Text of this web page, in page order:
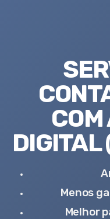
COM
DIGITAL
Menos
Melhor